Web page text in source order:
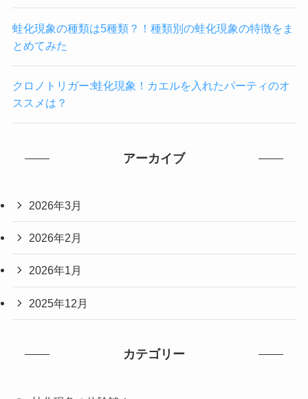
蛙化現象の種類は5種類？！種類別の蛙化現象の特徴をま
とめてみた
クロノトリガー:蛙化現象！カエルを入れたパーティのオ
ススメは？
アーカイブ
2026年3月
2026年2月
2026年1月
2025年12月
カテゴリー